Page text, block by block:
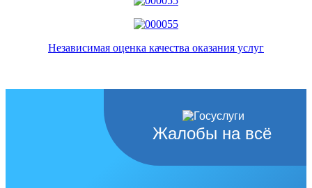
Независимая оценка качества оказания услуг
Жалобы на всё